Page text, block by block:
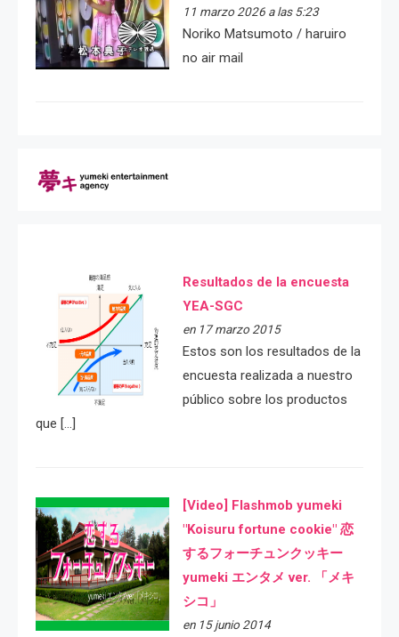
11 marzo 2026 a las 5:23
Noriko Matsumoto / haruiro
no air mail
Resultados de la encuesta
YEA-SGC
en 17 marzo 2015
Estos son los resultados de la
encuesta realizada a nuestro
público sobre los productos
que […]
[Video] Flashmob yumeki
"Koisuru fortune cookie" 恋
するフォーチュンクッキー
yumeki エンタメ ver. 「メキ
シコ」
en 15 junio 2014